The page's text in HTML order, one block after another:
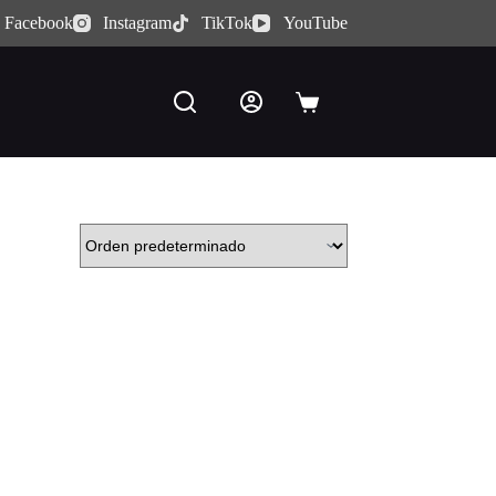
Facebook Instagram TikTok YouTube
Carro